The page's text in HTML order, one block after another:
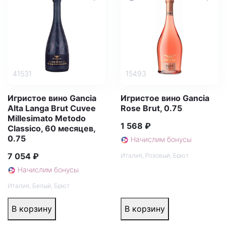
41531
Игристое вино Gancia
Alta Langa Brut Cuvee
Millesimato Metodo
Classico, 60 месяцев,
0.75
7 054 ₽
Начислим бонусы
Италия Белый Брют
В корзину
15493
Игристое вино Gancia
Rose Brut, 0.75
1 568 ₽
Начислим бонусы
Италия Розовый Брют
В корзину